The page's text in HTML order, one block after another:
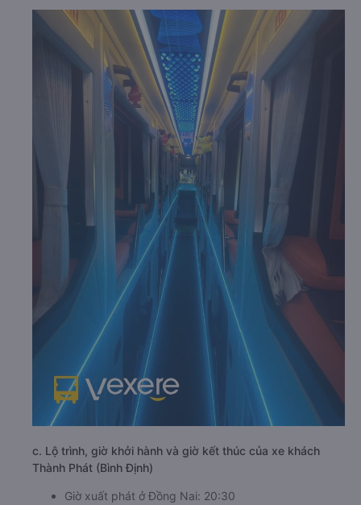
c. Lộ trình, giờ khởi hành và giờ kết thúc của xe khách
Thành Phát (Bình Định)
Giờ xuất phát ở Đồng Nai: 20:30